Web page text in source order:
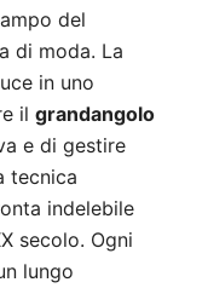
del
di moda. La
in uno
il grandangolo
e di gestire
tecnica
indelebile
secolo. Ogni
lungo